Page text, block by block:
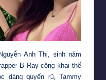
Anh Thi, sinh năm
B Ray công khai thể
dáng quyến rũ, Tammy